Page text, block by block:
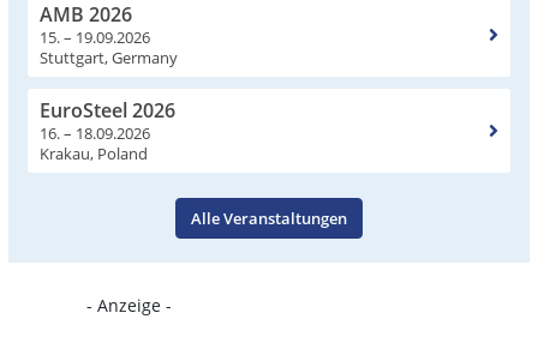
AMB 2026
15. – 19.09.2026
Stuttgart, Germany
EuroSteel 2026
16. – 18.09.2026
Krakau, Poland
Alle Veranstaltungen
- Anzeige -